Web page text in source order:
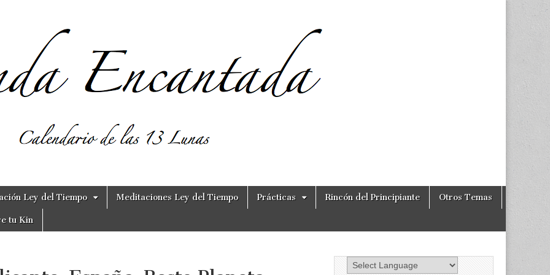
Ley del Tiempo Meditaciones Ley del Tiempo Prácticas Rincón del Principiante Otros Temas
tu Kin